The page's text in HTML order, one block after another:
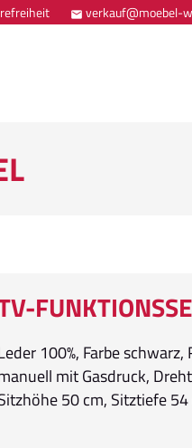
 verkauf@moebel-
100%, Farbe
mit Gasdruck,
50 cm, Sitztiefe